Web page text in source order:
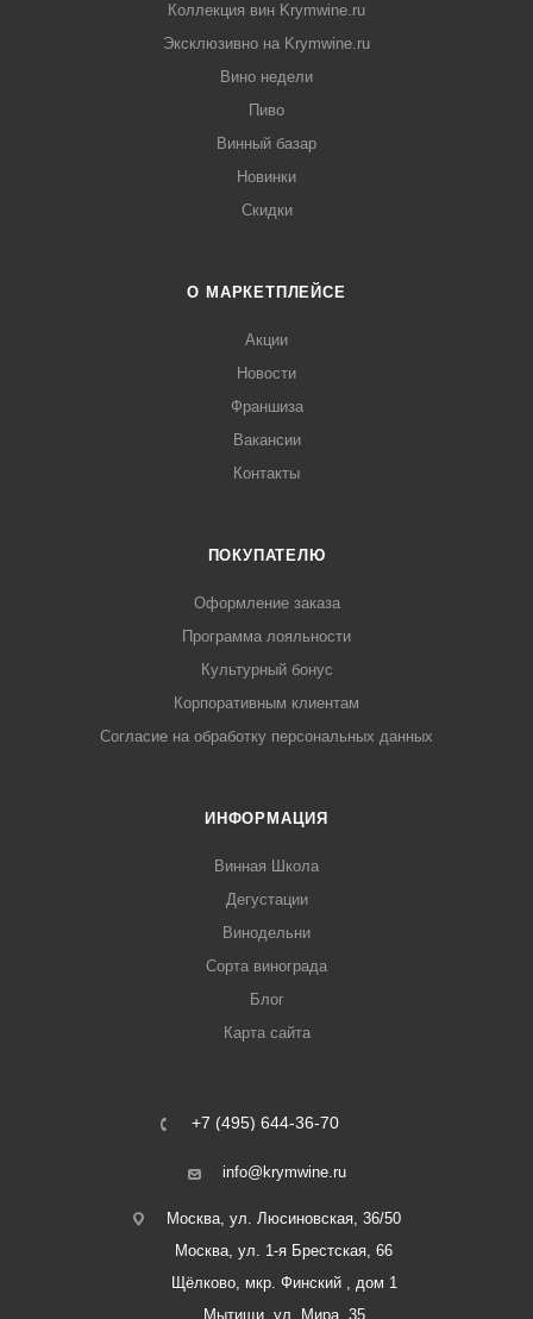
Коллекция вин Krymwine.ru
Эксклюзивно на Krymwine.ru
Вино недели
Пиво
Винный базар
Новинки
Скидки
О МАРКЕТПЛЕЙСЕ
Акции
Новости
Франшиза
Вакансии
Контакты
ПОКУПАТЕЛЮ
Оформление заказа
Программа лояльности
Культурный бонус
Корпоративным клиентам
Согласие на обработку персональных данных
ИНФОРМАЦИЯ
Винная Школа
Дегустации
Винодельни
Сорта винограда
Блог
Карта сайта
+7 (495) 644-36-70
info@krymwine.ru
Москва, ул. Люсиновская, 36/50
Москва, ул. 1-я Брестская, 66
Щёлково, мкр. Финский , дом 1
Мытищи, ул. Мира, 35